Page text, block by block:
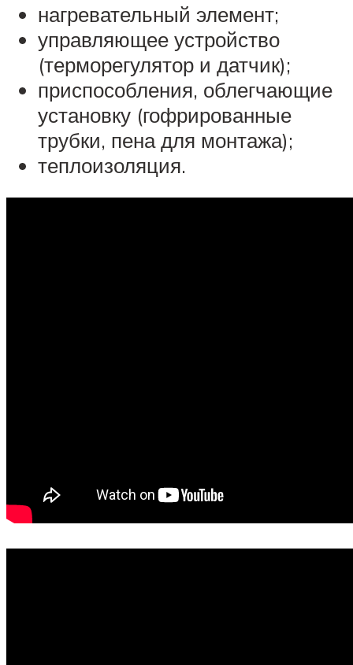
нагревательный элемент;
управляющее устройство
(терморегулятор и датчик);
приспособления, облегчающие
установку (гофрированные
трубки, пена для монтажа);
теплоизоляция.